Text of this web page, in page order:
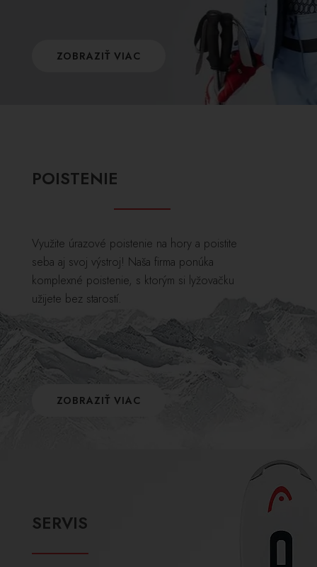
ZOBRAZIŤ VIAC
POISTENIE
Využite úrazové poistenie na hory a poistite
seba aj svoj výstroj! Naša firma ponúka
komplexné poistenie, s ktorým si lyžovačku
užijete bez starostí.
ZOBRAZIŤ VIAC
SERVIS